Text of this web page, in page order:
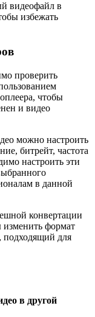
видеофайл в
избежать
проверить
чтобы
и видео
можно настроить
битрейт, частота
настроить эти
в данной
конвертации
изменить формат
подходящий для
в другой